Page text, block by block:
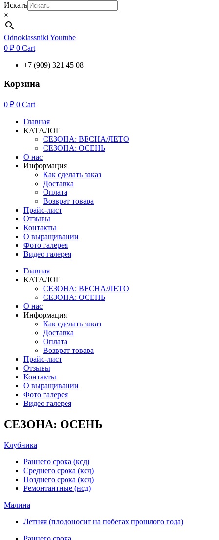
Искать
×
Odnoklassniki Youtube
0 ₽ 0 Cart
+7 (909) 321 45 08
Корзина
0 ₽ 0 Cart
Главная
КАТАЛОГ
СЕЗОНА: ВЕСНА/ЛЕТО
СЕЗОНА: ОСЕНЬ
О нас
Информация
Как сделать заказ
Доставка
Оплата
Возврат товара
Прайс-лист
Отзывы
Контакты
О выращивании
Фото галерея
Видео галерея
Главная
КАТАЛОГ
СЕЗОНА: ВЕСНА/ЛЕТО
СЕЗОНА: ОСЕНЬ
О нас
Информация
Как сделать заказ
Доставка
Оплата
Возврат товара
Прайс-лист
Отзывы
Контакты
О выращивании
Фото галерея
Видео галерея
СЕЗОНА: ОСЕНЬ
Клубника
Раннего срока (ксд)
Среднего срока (ксд)
Позднего срока (ксд)
Ремонтантные (нсд)
Малина
Летняя (плодоносит на побегах прошлого года)
Раннего срока